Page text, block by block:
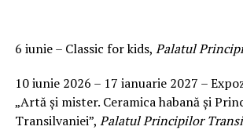
6 iunie – Classic for kids, Palatul
10 iunie 2026 – 17 ianuarie 2027 –
„Artă și mister. Ceramica habană și
Transilvaniei”, Palatul Principilor